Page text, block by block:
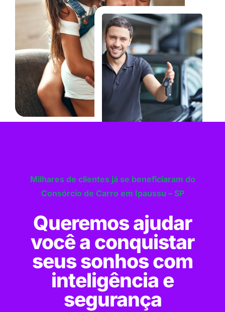
Milhares de clientes já se beneficiaram do
Consórcio de Carro em Ipaussu – SP
Queremos ajudar
você a conquistar
seus sonhos com
inteligência e
segurança